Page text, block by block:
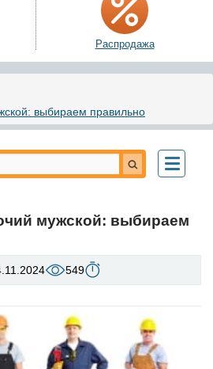
Распродажа
выбираем правильно
Toggle
мужской: выбираем
549